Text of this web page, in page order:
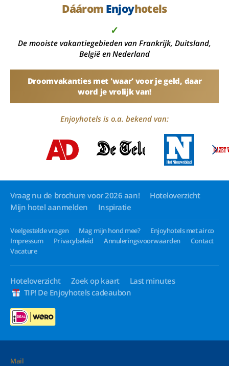
Dáárom Enjoyhotels
✓
De mooiste vakantiegebieden van Frankrijk, Duitsland,
België en Nederland
Droomvakanties met 'waar' voor je geld, daar
word je vrolijk van!
Enjoyhotels is o.a. bekend van:
Vraag nu de brochure voor 2026 aan!
Hoteloverzicht
Mijn hotel aanmelden
Inspiratie
Veelgestelde vragen Mag mijn hond mee?
Enjoyhotels met airco
Impressum
Privacybeleid Annuleringsvoorwaarden
Contact
Vacature
Hoteloverzicht Zoek op kaart
Last minutes
TIP! De Enjoyhotels cadeaubon
Mail